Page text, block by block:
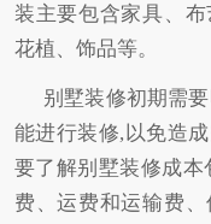
装主要包含家具、布
花植、饰品等。
别墅装修初期需
能进行装修,以免造
要了解别墅装修成
费、运费和运输费